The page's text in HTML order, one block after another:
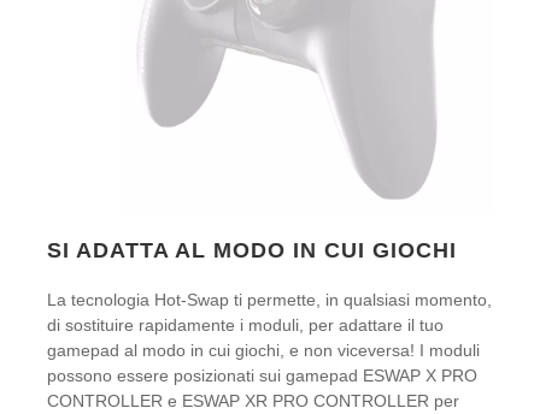
SI ADATTA AL MODO IN CUI GIOCHI
La tecnologia Hot-Swap ti permette, in qualsiasi momento,
di sostituire rapidamente i moduli, per adattare il tuo
gamepad al modo in cui giochi, e non viceversa! I moduli
possono essere posizionati sui gamepad ESWAP X PRO
CONTROLLER e ESWAP XR PRO CONTROLLER per